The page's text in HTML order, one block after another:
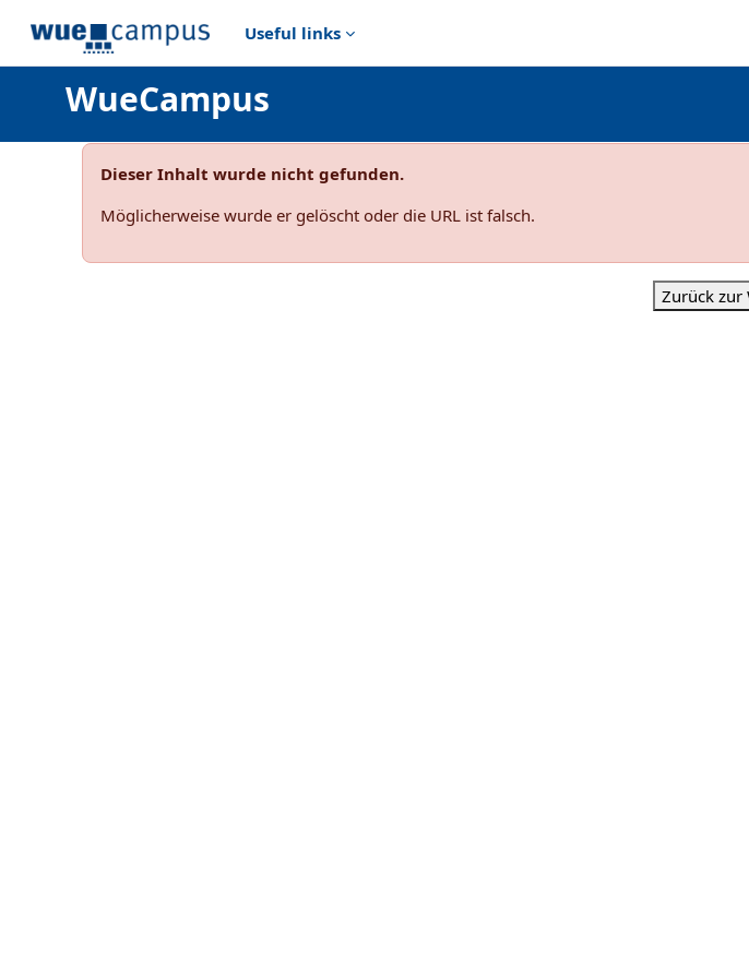
Useful links
WueCampus
Dieser Inhalt wurde nicht gefunden.
Möglicherweise wurde er gelöscht oder die URL ist falsch.
Zurück zur